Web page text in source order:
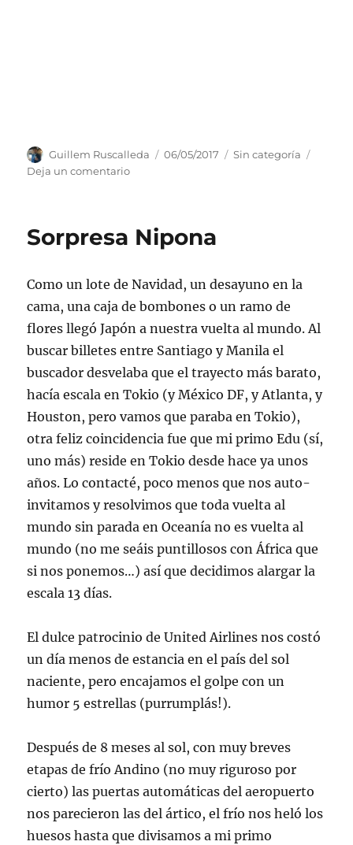
Autor
Guillem Ruscalleda
Publicado
06/05/2017 Categorías
Sin categoría
Deja un comentarioen
reencuentros
Sorpresa Nipona
Como un lote de Navidad, un desayuno en la
cama, una caja de bombones o un ramo de
flores llegó Japón a nuestra vuelta al mundo. Al
buscar billetes entre Santiago y Manila el
buscador desvelaba que el trayecto más barato,
hacía escala en Tokio (y México DF, y Atlanta, y
Houston, pero vamos que paraba en Tokio),
otra feliz coincidencia fue que mi primo Edu (sí,
uno más) reside en Tokio desde hace ya unos
años. Lo contacté, poco menos que nos auto-
invitamos y resolvimos que toda vuelta al
mundo sin parada en Oceanía no es vuelta al
mundo (no me seáis puntillosos con África que
si nos ponemos…) así que decidimos alargar la
escala 13 días.
El dulce patrocinio de United Airlines nos costó
un día menos de estancia en el país del sol
naciente, pero encajamos el golpe con un
humor 5 estrellas (purrumplás!).
Después de 8 meses al sol, con muy breves
etapas de frío Andino (no muy riguroso por
cierto) las puertas automáticas del aeropuerto
nos parecieron las del ártico, el frío nos heló los
huesos hasta que divisamos a mi primo